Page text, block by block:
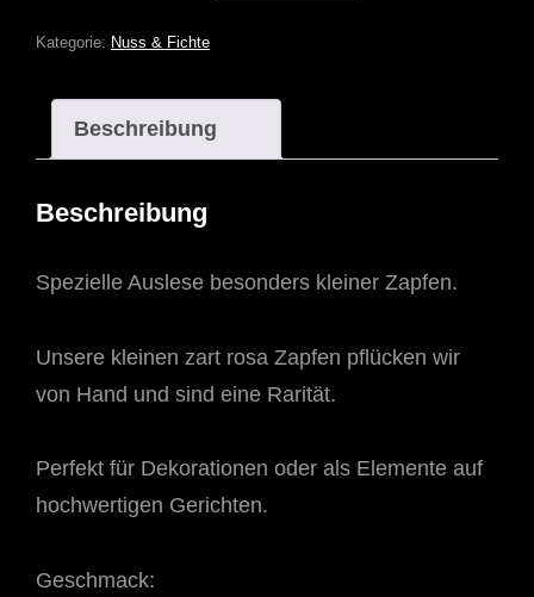
Kategorie: Nuss & Fichte
Beschreibung
Beschreibung
Spezielle Auslese besonders kleiner Zapfen.
Unsere kleinen zart rosa Zapfen pflücken wir
von Hand und sind eine Rarität.
Perfekt für Dekorationen oder als Elemente auf
hochwertigen Gerichten.
Geschmack: